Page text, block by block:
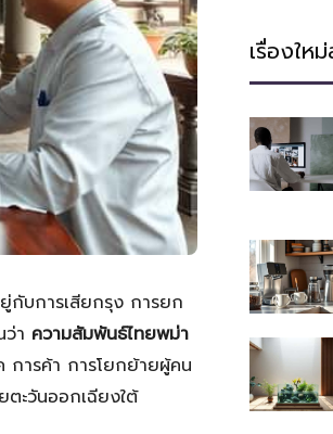
กับการเสียกรุง การยก
า ความสัมพันธ์ไทยพม่า
การค้า การโยกย้ายผู้คน
ตะวันออกเฉียงใต้
เรื่องให